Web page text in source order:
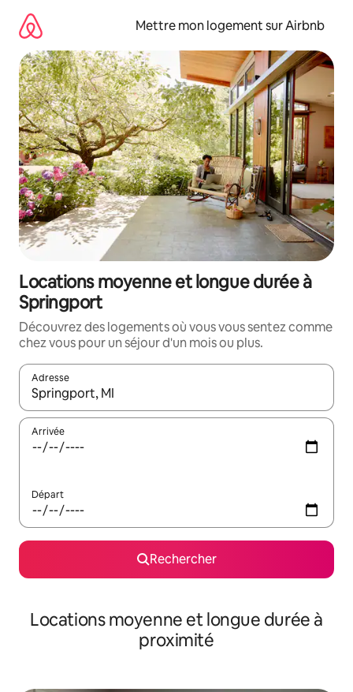
directement
contenu
Mettre mon logement sur Airbnb
Locations moyenne et longue durée à
Springport
Découvrez des logements où vous vous sentez comme
chez vous pour un séjour d'un mois ou plus.
Adresse
Lorsque les résultats s'affichent, utilisez les flèches vers le
Arrivée
Départ
Rechercher
Locations moyenne et longue durée à
proximité